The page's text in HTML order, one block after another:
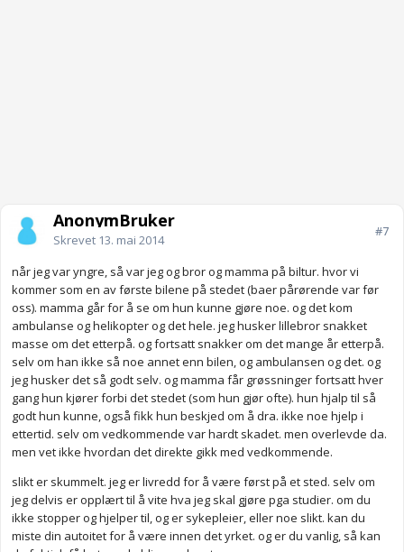
AnonymBruker
Skrevet 13. mai 2014
#7
når jeg var yngre, så var jeg og bror og mamma på biltur. hvor vi
kommer som en av første bilene på stedet (baer pårørende var før
oss). mamma går for å se om hun kunne gjøre noe. og det kom
ambulanse og helikopter og det hele. jeg husker lillebror snakket
masse om det etterpå. og fortsatt snakker om det mange år etterpå.
selv om han ikke så noe annet enn bilen, og ambulansen og det. og
jeg husker det så godt selv. og mamma får grøssninger fortsatt hver
gang hun kjører forbi det stedet (som hun gjør ofte). hun hjalp til så
godt hun kunne, også fikk hun beskjed om å dra. ikke noe hjelp i
ettertid. selv om vedkommende var hardt skadet. men overlevde da.
men vet ikke hvordan det direkte gikk med vedkommende.
slikt er skummelt. jeg er livredd for å være først på et sted. selv om
jeg delvis er opplært til å vite hva jeg skal gjøre pga studier. om du
ikke stopper og hjelper til, og er sykepleier, eller noe slikt. kan du
miste din autoitet for å være innen det yrket. og er du vanlig, så kan